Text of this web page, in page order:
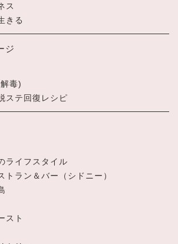
ス
きる
ジ
毒)
ステ回復レシピ
ライフスタイル
トラン＆バー（シドニー）
スト